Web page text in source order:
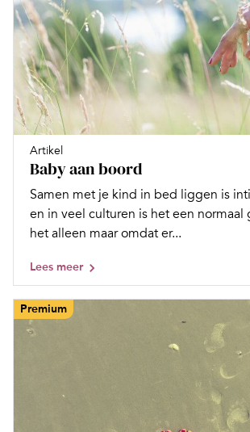
Artikel
Baby aan boord
Samen met je kind in bed liggen is
en in veel culturen is het een normaal
het alleen maar omdat er...
Lees meer
Premium